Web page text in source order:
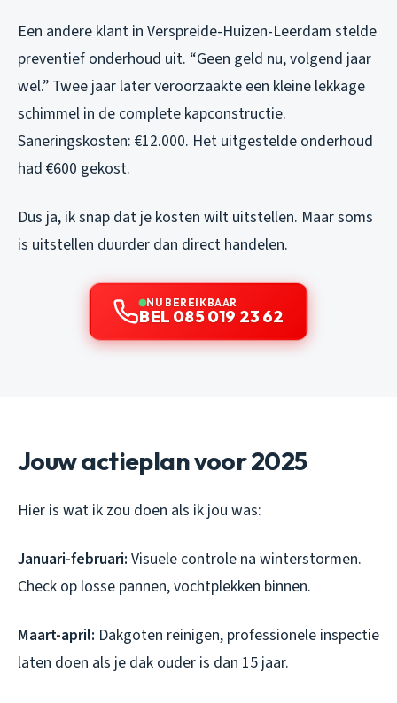
Een andere klant in Verspreide-Huizen-Leerdam stelde
preventief onderhoud uit. “Geen geld nu, volgend jaar
wel.” Twee jaar later veroorzaakte een kleine lekkage
schimmel in de complete kapconstructie.
Saneringskosten: €12.000. Het uitgestelde onderhoud
had €600 gekost.
Dus ja, ik snap dat je kosten wilt uitstellen. Maar soms
is uitstellen duurder dan direct handelen.
NU BEREIKBAAR
BEL 085 019 23 62
Jouw actieplan voor 2025
Hier is wat ik zou doen als ik jou was:
Januari-februari: Visuele controle na winterstormen.
Check op losse pannen, vochtplekken binnen.
Maart-april: Dakgoten reinigen, professionele inspectie
laten doen als je dak ouder is dan 15 jaar.